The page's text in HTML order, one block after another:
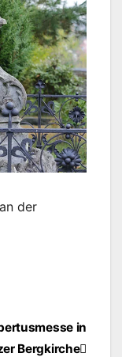
der
in
Bergkirche